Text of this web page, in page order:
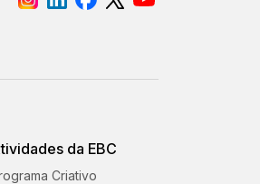
da EBC
Criativo